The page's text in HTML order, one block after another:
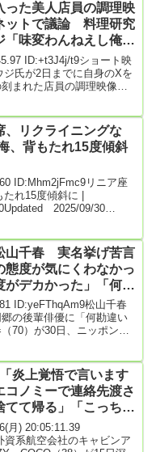
った美人店員の調理映
トで議論 料理研究
「味変わんねえし俺は
ID:+t3J4j/t9ショート映
氏が2日までに自身のXを
まれた店員の調理映像に
いる映像が4月末にネット
の投稿し...
、リクライニングな
、背もたれ15度傾斜
ID:Mhm2jFmc9リニア座
れ15度傾斜に |
2025/09/30
したことが30日、同社へ
山千春 実名挙げ苦言
態度が気にくわなかっ
がデカかった」「何勘
んだ」
ID:yeFThqAm9松山千春
の後輩俳優に「何勘違い
70）が30日、ニッポン放
はNHK「SONGS」に「責
放送回ではゲストとして
炎上覚悟で言います
ノミーで連絡先渡さ
てて帰る」「こっちは
月) 20:05:11.39
資系航空会社のキャビンア